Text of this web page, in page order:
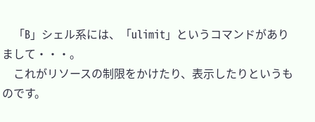
「B」シェル系には、「ulimit」というコマンドがあり
まして・・・。
これがリソースの制限をかけたり、表示したりというも
のです。